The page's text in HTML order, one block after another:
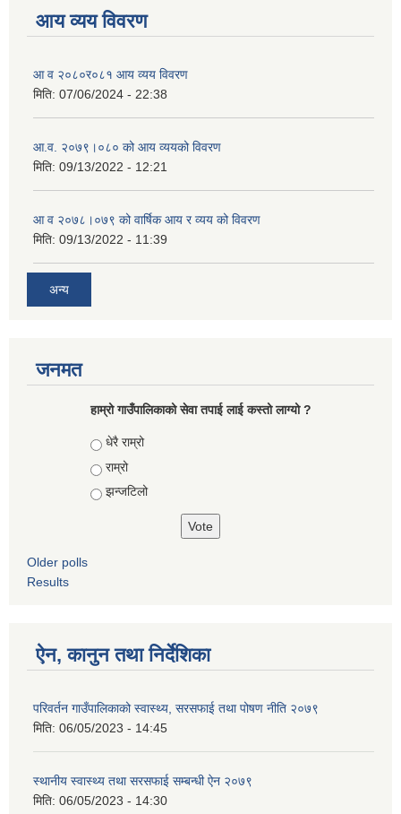
आय व्यय विवरण
आ व २०८०र०८१ आय व्यय विवरण
मिति: 07/06/2024 - 22:38
आ.व. २०७९।०८० को आय व्ययको विवरण
मिति: 09/13/2022 - 12:21
आ‍ व २०७८।०७९ को वार्षिक आय र व्यय को विवरण
मिति: 09/13/2022 - 11:39
अन्य
जनमत
हाम्रो गाउँपालिकाको सेवा तपाई लाई कस्तो लाग्यो ?
Choices
धेरै राम्रो
राम्रो
झन्जटिलो
Older polls
Results
ऐन, कानुन तथा निर्देशिका
परिवर्तन गाउँपालिकाको स्वास्थ्य, सरसफाई तथा पोषण नीति २०७९
मिति: 06/05/2023 - 14:45
स्थानीय स्वास्थ्य तथा सरसफाई सम्बन्धी ऐन २०७९
मिति: 06/05/2023 - 14:30